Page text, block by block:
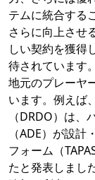
テムに統合する
さらに向上させ
しい契約を獲得
待されています
地元のプレーヤ
います。例えば
（DRDO）は
（ADE）が設
フォーム（
たと発表しました